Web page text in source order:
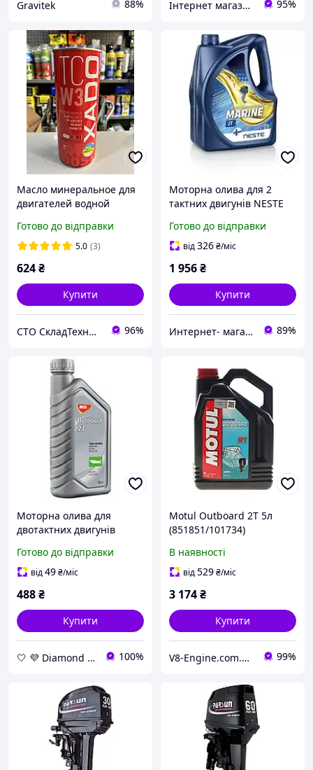
Gravitek 88% Інтернет магазин 🛠 Men’s Tool 95%
Масло минеральное для
двигателей водной
Oil TC W3 1л
Готово до відправки
5.0 (3)
624₴
Купити
СТО СкладТехника 96%
Моторна олива для 2
тактних двигунів NESTE
TCW3 обєм 4 л
Готово до відправки
від326₴/міс
1 956₴
Купити
Интернет- магазин "AKB-OK" 89%
Моторна олива для
двотактних двигунів
Outboard 2T 1л
Готово до відправки
від49₴/міс
488₴
Купити
🤍 💜 Diamond 🤍 💜 100%
Motul Outboard 2T 5л
(851851/101734)
олива для підвісних
двигунів човнів
В наявності
від529₴/міс
3 174₴
Купити
V8-Engine.com.ua Авто-витратні матеріали 99%